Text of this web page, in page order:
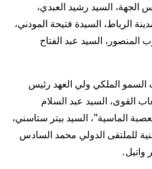
السيد رشيد العبدي،
الرباط، السيدة فتيحة المودني،
السيد عبد الفتاح
الملكي ولي العهد رئيس
القوى، السيد عبد السلام
الماسية”، السيد بيتر ستاسني،
للملتقى الدولي محمد السادس
واتيل.